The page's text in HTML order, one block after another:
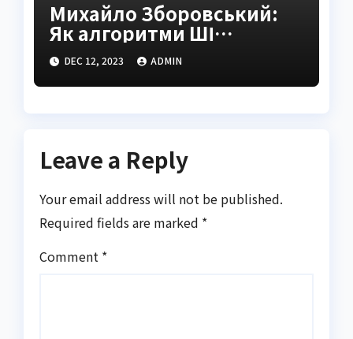
Михайло Зборовський:
Як алгоритми ШІ
трансформують iGaming
DEC 12, 2023 ADMIN
Leave a Reply
Your email address will not be published.
Required fields are marked *
Comment *